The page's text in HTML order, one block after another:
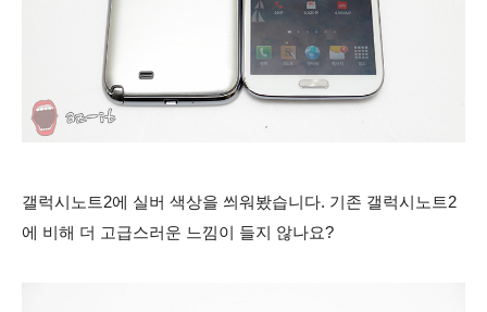
갤럭시노트2에 실버 색상을 씌워봤습니다. 기존 갤럭시노트2
에 비해 더 고급스러운 느낌이 들지 않나요?